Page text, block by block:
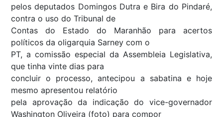
pelos deputados Domingos Dutra e Bira do Pindaré,
contra o uso do Tribunal de
Contas do Estado do Maranhão para acertos
políticos da oligarquia Sarney com o
PT, a comissão especial da Assembleia Legislativa,
que tinha vinte dias para
concluir o processo, antecipou a sabatina e hoje
mesmo apresentou relatório
pela aprovação da indicação do vice-governador
Washington Oliveira (foto) para compor